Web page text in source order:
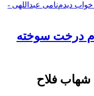
نامی عبداللهی -
درخت سوخته
فلاح